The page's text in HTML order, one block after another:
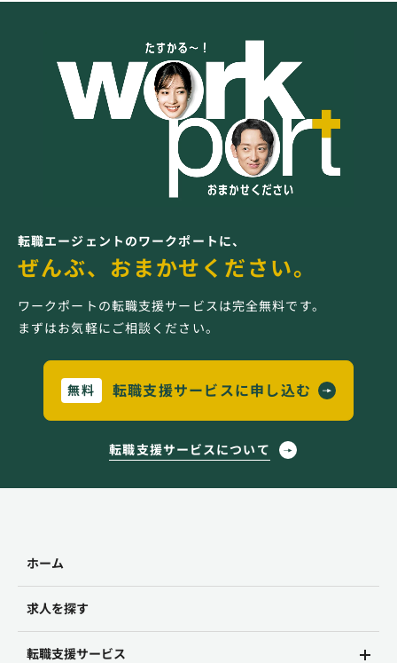
転職エージェントのワークポートに、
ぜんぶ、おまかせください。
ワークポートの転職支援サービスは完全無料です。
まずはお気軽にご相談ください。
無料 転職支援サービスに申し込む
転職支援サービスについて
ホーム
求人を探す
転職支援サービス